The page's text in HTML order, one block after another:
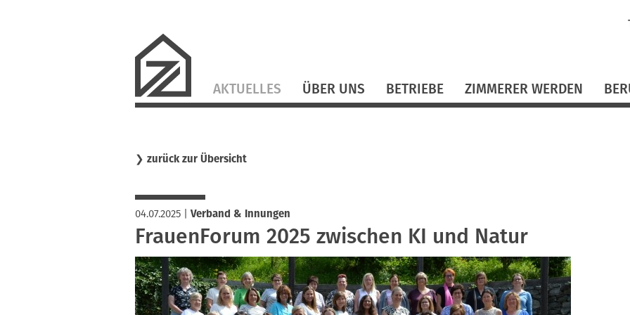
überspringen
AKTUELLES ÜBER UNS BETRIEBE ZIMMERER WERDEN
❯ zurück zur Übersicht
04.07.2025| Verband & Innungen
FrauenForum 2025 zwischen KI und Natur